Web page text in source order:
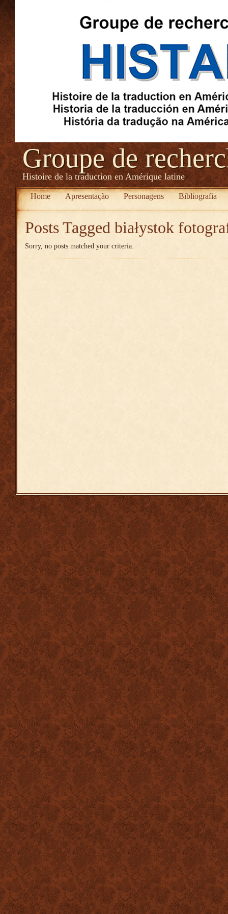
Groupe de
Histoire de la traduction en Amérique latine
Home Apresentação Personagens Bibliografia
Posts Tagged białystok
Sorry, no posts matched your criteria.